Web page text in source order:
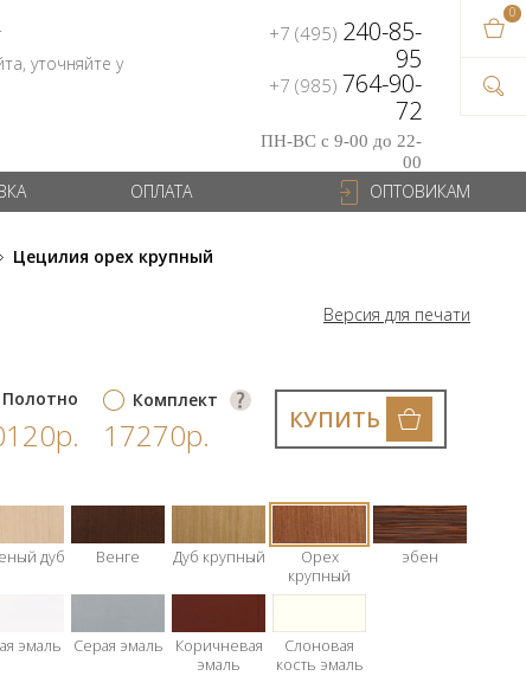
уточняйте у
+7 (495) 240-85-
95
+7 (985) 764-90-
72
ПН-ВС с 9-00 до 22-
00
ОПЛАТА ОПТОВИКАМ
Цецилия орех крупный
Версия для печати
КУПИТЬ
Полотно Комплект
17270р.
дуб Венге Дуб крупный
Орех
крупный
эбен
эмаль Серая эмаль
Коричневая
эмаль
Слоновая
кость эмаль
0
В
на